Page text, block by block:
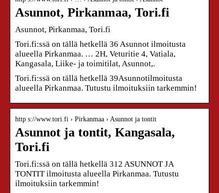
Asunnot, Pirkanmaa, Tori.fi
Asunnot, Pirkanmaa, Tori.fi
Tori.fi:ssä on tällä hetkellä 36 Asunnot ilmoitusta
alueella Pirkanmaa. … 2H, Veturitie 4, Vatiala,
Kangasala, Liike- ja toimitilat, Asunnot,.
Tori.fi:ssä on tällä hetkellä 39Asunnotilmoitusta
alueella Pirkanmaa. Tutustu ilmoituksiin tarkemmin!
http s://www.tori.fi › Pirkanmaa › Asunnot ja tontit
Asunnot ja tontit, Kangasala,
Tori.fi
Tori.fi:ssä on tällä hetkellä 312 ASUNNOT JA
TONTIT ilmoitusta alueella Pirkanmaa. Tutustu
ilmoituksiin tarkemmin!